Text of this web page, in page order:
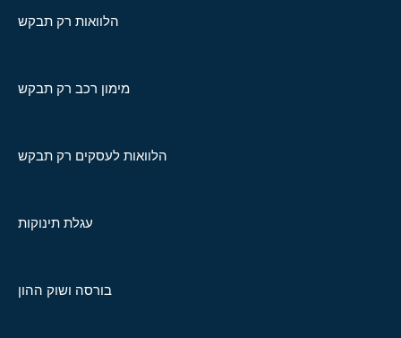
הלוואות רק תבקש
מימון רכב רק תבקש
הלוואות לעסקים רק תבקש
עגלת תינוקות
בורסה ושוק ההון